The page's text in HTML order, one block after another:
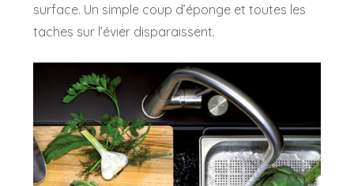
surface. Un simple coup d’éponge et toutes les
taches sur l’évier disparaissent.